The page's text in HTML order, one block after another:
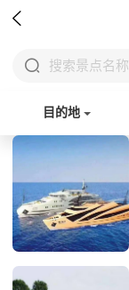

 搜索景点名称
目的地